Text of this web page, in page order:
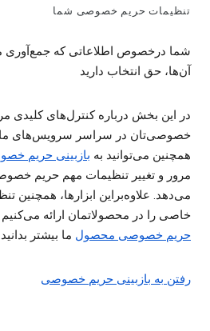
تنظیمات حریم خصوصی شما
شما درخصوص اطلاعاتی که جمع‌آوری
آن‌ها، حق انتخاب دارید
در این بخش درباره کنترل‌های کلیدی
خصوصی‌تان در سراسر سرویس‌های
همچنین می‌توانید به بازبینی حریم
مرور و تغییر تنظیمات مهم حریم
می‌دهد. علاوه‌براین ابزارها،
خاصی را در محصولاتمان ارائه می‌کنیم
حریم خصوصی محصول ما بیشتر
رفتن به بازبینی حریم خصوصی